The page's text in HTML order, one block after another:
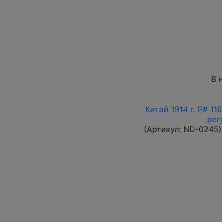
В
Китай 1914 г. P#
(Артикул: ND-0245)